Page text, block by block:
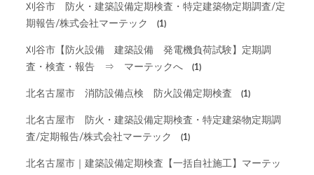
刈谷市 防火・建築設備定期検査・特定建築物定期調査/定
期報告/株式会社マーテック
(1)
刈谷市【防火設備 建築設備 発電機負荷試験】定期調
査・検査・報告 ⇒ マーテックへ
(1)
北名古屋市 消防設備点検 防火設備定期検査 (1)
北名古屋市 防火・建築設備定期検査・特定建築物定期調
査/定期報告/株式会社マーテック
(1)
北名古屋市｜建築設備定期検査【一括自社施工】マーテッ